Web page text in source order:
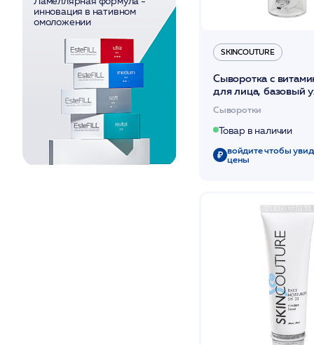
Сухая и
чувствительная
инновация в нативном
омоложении
SKINCOUTURE
Сыворотка с
для лица, базовый
/SKINCOUTURE*
Сыворотки
Товар в наличии
войдите чтобы
цены